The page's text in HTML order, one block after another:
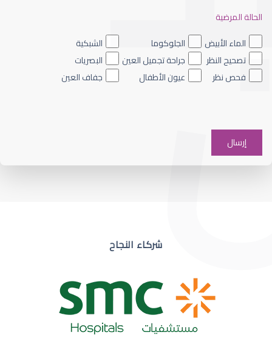
ضعف نظر العين اليسرى
ضعف نظر مفاجئ
الحالة المرضية
الماء الأبيض
الجلوكوما
الشبكية
تصحيح النظر
جراحة تجميل العين
البصريات
فحص نظر
عيون الأطفال جفاف العين
شركاء النجاح